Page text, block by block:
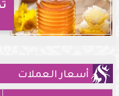
أسعار العملات